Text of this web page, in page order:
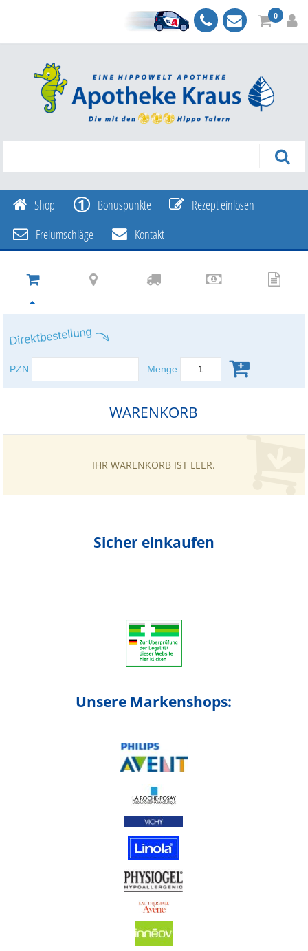
0
Shop Bonuspunkte
Rezept einlösen
Freiumschläge
Kontakt
WARENKORB ADRESSDATEN
Direktbestellung
PZN: Menge:
WARENKORB
IHR WARENKORB IST LEER.
Sicher einkaufen
Unsere Markenshops: